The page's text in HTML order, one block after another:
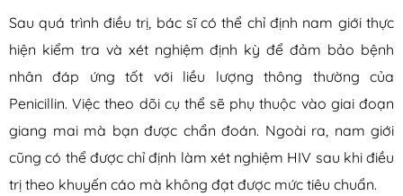
Sau quá trình điều trị, bác sĩ có thể chỉ định nam giới thực
hiện kiểm tra và xét nghiệm định kỳ để đảm bảo bệnh
nhân đáp ứng tốt với liều lượng thông thường của
Penicillin. Việc theo dõi cụ thể sẽ phụ thuộc vào giai đoạn
giang mai mà bạn được chẩn đoán. Ngoài ra, nam giới
cũng có thể được chỉ định làm xét nghiệm HIV sau khi điều
trị theo khuyến cáo mà không đạt được mức tiêu chuẩn.